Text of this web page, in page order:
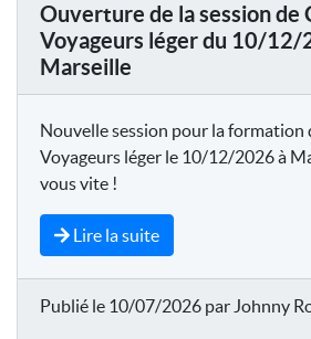
Ouverture de la session de
Voyageurs léger du 10/12/
Marseille
Nouvelle session pour la formation
Voyageurs léger le 10/12/2026 à
vous vite !
Lire la suite
Publié le 10/07/2026 par Johnny